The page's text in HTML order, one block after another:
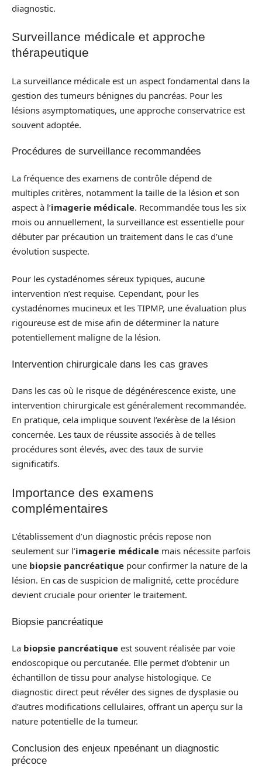
diagnostic.
Surveillance médicale et approche
thérapeutique
La surveillance médicale est un aspect fondamental dans la
gestion des tumeurs bénignes du pancréas. Pour les
lésions asymptomatiques, une approche conservatrice est
souvent adoptée.
Procédures de surveillance recommandées
La fréquence des examens de contrôle dépend de
multiples critères, notamment la taille de la lésion et son
aspect à l’imagerie médicale. Recommandée tous les six
mois ou annuellement, la surveillance est essentielle pour
débuter par précaution un traitement dans le cas d’une
évolution suspecte.
Pour les cystadénomes séreux typiques, aucune
intervention n’est requise. Cependant, pour les
cystadénomes mucineux et les TIPMP, une évaluation plus
rigoureuse est de mise afin de déterminer la nature
potentiellement maligne de la lésion.
Intervention chirurgicale dans les cas graves
Dans les cas où le risque de dégénérescence existe, une
intervention chirurgicale est généralement recommandée.
En pratique, cela implique souvent l’exérèse de la lésion
concernée. Les taux de réussite associés à de telles
procédures sont élevés, avec des taux de survie
significatifs.
Importance des examens
complémentaires
L’établissement d’un diagnostic précis repose non
seulement sur l’imagerie médicale mais nécessite parfois
une biopsie pancréatique pour confirmer la nature de la
lésion. En cas de suspicion de malignité, cette procédure
devient cruciale pour orienter le traitement.
Biopsie pancréatique
La biopsie pancréatique est souvent réalisée par voie
endoscopique ou percutanée. Elle permet d’obtenir un
échantillon de tissu pour analyse histologique. Ce
diagnostic direct peut révéler des signes de dysplasie ou
d’autres modifications cellulaires, offrant un aperçu sur la
nature potentielle de la tumeur.
Conclusion des enjeux превénant un diagnostic
précoce